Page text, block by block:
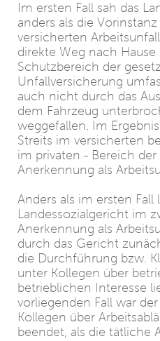
Im ersten Fall sah das
anders als die
versicherten
direkte Weg nach
Schutzbereich der
Unfallversicherung
auch nicht durch das
dem Fahrzeug
weggefallen. Im
Streits im versicherten
im privaten - Bereich
Anerkennung als
Anders als im ersten Fall
Landessozialgericht im
Anerkennung als
durch das Gericht
die Durchführung bzw.
unter Kollegen über
betrieblichen Interesse
vorliegenden Fall war
Kollegen über
beendet, als die tätliche